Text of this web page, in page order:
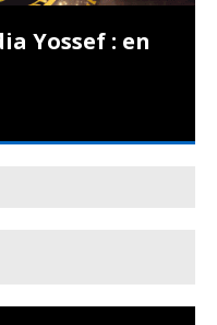
Yossef : en